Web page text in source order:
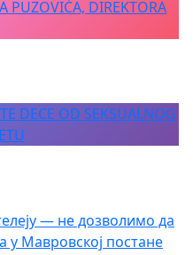
PUZOVIĆA, DIREKTORA
DECE OD SEKSUALNOG
— не дозволимо да
Мавровској постане